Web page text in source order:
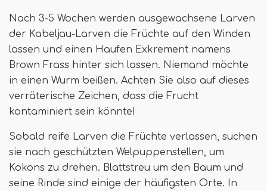
Nach 3-5 Wochen werden ausgewachsene Larven
der Kabeljau-Larven die Früchte auf den Winden
lassen und einen Haufen Exkrement namens
Brown Frass hinter sich lassen. Niemand möchte
in einen Wurm beißen. Achten Sie also auf dieses
verräterische Zeichen, dass die Frucht
kontaminiert sein könnte!
Sobald reife Larven die Früchte verlassen, suchen
sie nach geschützten Welpuppenstellen, um
Kokons zu drehen. Blattstreu um den Baum und
seine Rinde sind einige der häufigsten Orte. In